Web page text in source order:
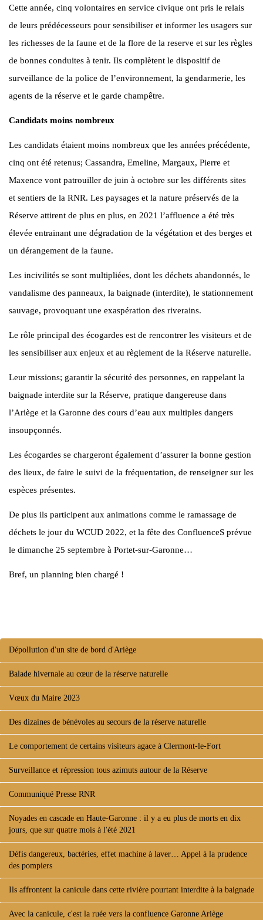
Cette année, cinq volontaires en service civique ont pris le relais
de leurs prédécesseurs pour sensibiliser et informer les usagers sur
les richesses de la faune et de la flore de la reserve et sur les règles
de bonnes conduites à tenir. Ils complètent le dispositif de
surveillance de la police de l’environnement, la gendarmerie, les
agents de la réserve et le garde champêtre.
Candidats moins nombreux
Les candidats étaient moins nombreux que les années précédente,
cinq ont été retenus; Cassandra, Emeline, Margaux, Pierre et
Maxence vont patrouiller de juin à octobre sur les différents sites
et sentiers de la RNR. Les paysages et la nature préservés de la
Réserve attirent de plus en plus, en 2021 l’affluence a été très
élevée entrainant une dégradation de la végétation et des berges et
un dérangement de la faune.
Les incivilités se sont multipliées, dont les déchets abandonnés, le
vandalisme des panneaux, la baignade (interdite), le stationnement
sauvage, provoquant une exaspération des riverains.
Le rôle principal des écogardes est de rencontrer les visiteurs et de
les sensibiliser aux enjeux et au règlement de la Réserve naturelle.
Leur missions; garantir la sécurité des personnes, en rappelant la
baignade interdite sur la Réserve, pratique dangereuse dans
l’Ariège et la Garonne des cours d’eau aux multiples dangers
insoupçonnés.
Les écogardes se chargeront également d’assurer la bonne gestion
des lieux, de faire le suivi de la fréquentation, de renseigner sur les
espèces présentes.
De plus ils participent aux animations comme le ramassage de
déchets le jour du WCUD 2022, et la fête des ConfluenceS prévue
le dimanche 25 septembre à Portet-sur-Garonne…
Bref, un planning bien chargé !
Dépollution d'un site de bord d'Ariège
Balade hivernale au cœur de la réserve naturelle
Vœux du Maire 2023
Des dizaines de bénévoles au secours de la réserve naturelle
Le comportement de certains visiteurs agace à Clermont-le-Fort
Surveillance et répression tous azimuts autour de la Réserve
Communiqué Presse RNR
Noyades en cascade en Haute-Garonne : il y a eu plus de morts en dix
jours, que sur quatre mois à l'été 2021
Défis dangereux, bactéries, effet machine à laver… Appel à la prudence
des pompiers
Ils affrontent la canicule dans cette rivière pourtant interdite à la baignade
Avec la canicule, c'est la ruée vers la confluence Garonne Ariège